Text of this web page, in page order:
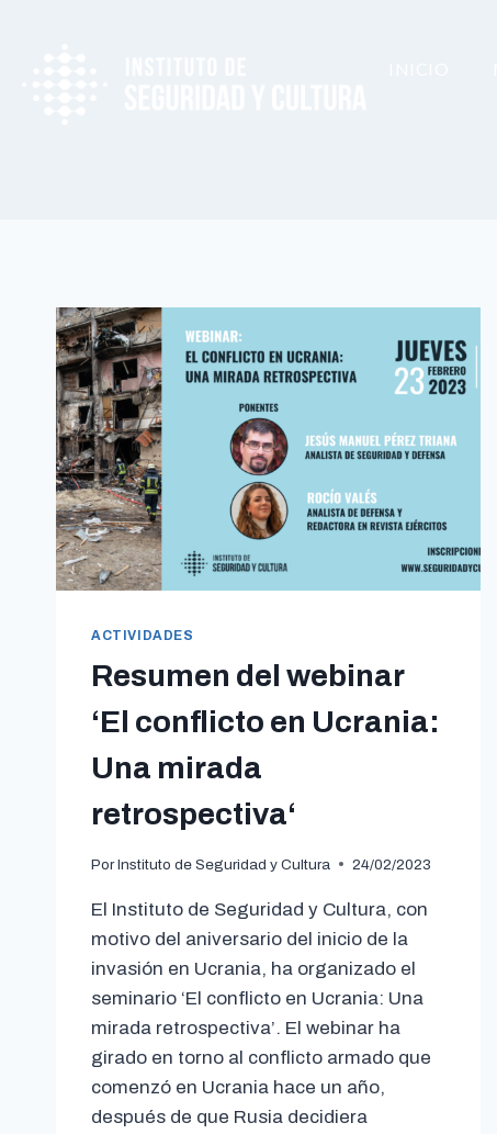
ACTIVIDADES
Resumen del webinar
‘El conflicto en Ucrania:
Una mirada
retrospectiva‘
Por Instituto de Seguridad y Cultura 24/02/2023
El Instituto de Seguridad y Cultura, con
motivo del aniversario del inicio de la
invasión en Ucrania, ha organizado el
seminario ‘El conflicto en Ucrania: Una
mirada retrospectiva’. El webinar ha
girado en torno al conflicto armado que
comenzó en Ucrania hace un año,
después de que Rusia decidiera